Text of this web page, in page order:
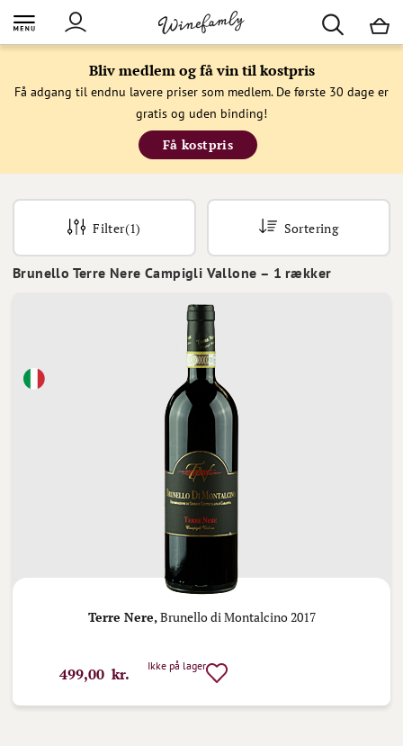
Bliv medlem og få vin til kostpris
Få adgang til endnu lavere priser som medlem. De første 30 dage er
gratis og uden binding!
Få kostpris
Brunello Terre Nere Campigli Vallone – 1 rækker
Filter(1) Sortering
Terre Nere, Brunello di Montalcino 2017
499,00 kr. Ikke på lager